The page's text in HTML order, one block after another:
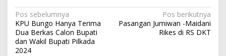
Navigasi
pos
Pos sebelumnya
KPU Bungo Hanya Terima
Dua Berkas Calon Bupati
dan Wakil Bupati Pilkada
2024
Pos berikutnya
Pasangan Jumiwan -Maidani
Rikes di RS DKT